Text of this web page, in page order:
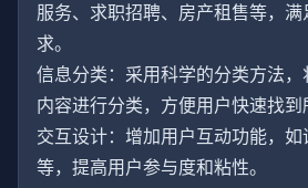
服务、求职招聘、房产租售等，
求。
信息分类：采用科学的分类方法
内容进行分类，方便用户快速找到
交互设计：增加用户互动功能，
等，提高用户参与度和粘性。